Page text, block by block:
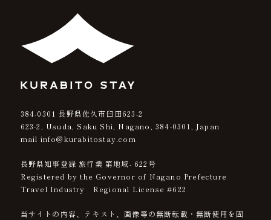
384-0301 長野県佐久市臼田623-2
623-2, Usuda, Saku Shi, Nagano, 384-0301
, Japan
mail info@kurabitostay.com
長野県知事登録 旅行業 第地域- 622号
Registered by the Governor of Nagano Prefecture
Travel Industry Regional License #622
当サイトの内容、テキスト、画像等の無断転載・無断使用を固